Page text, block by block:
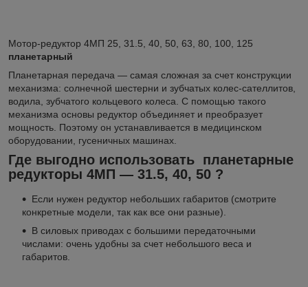
Мотор-редуктор 4МП 25, 31.5, 40, 50, 63, 80, 100, 125
планетарный
Планетарная передача — самая сложная за счет конструкции
механизма: солнечной шестерни и зубчатых колес-сателлитов,
водила, зубчатого кольцевого колеса. С помощью такого
механизма основы редуктор объединяет и преобразует
мощность. Поэтому он устанавливается в медицинском
оборудовании, гусеничных машинах.
Где выгодно использовать планетарные
редукторы 4МП — 31.5, 40, 50 ?
Если нужен редуктор небольших габаритов (смотрите
конкретные модели, так как все они разные).
В силовых приводах с большими передаточными
числами: очень удобны за счет небольшого веса и
габаритов.